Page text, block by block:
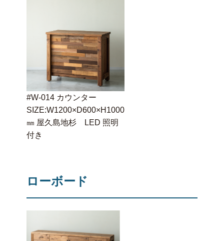
#W-014 カウンター
SIZE:W1200×D600×H1000
㎜ 屋久島地杉 LED 照明
付き
ローボード